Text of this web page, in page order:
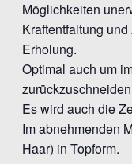
Möglichkeiten
Kraftentfaltung
Erholung.
Optimal auch um
Es wird auch die
Im abnehmenden
Haar) in Topform.